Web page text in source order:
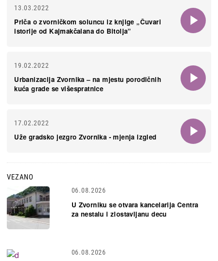
13.03.2022
Priča o zvorničkom soluncu iz knjige „Čuvari
istorije od Kajmakčalana do Bitolja”
19.02.2022
Urbanizacija Zvornika – na mjestu porodičnih
kuća grade se višespratnice
17.02.2022
Uže gradsko jezgro Zvornika - mjenja izgled
VEZANO
06.08.2026
U Zvorniku se otvara kancelarija Centra
za nestalu i zlostavljanu decu
06.08.2026